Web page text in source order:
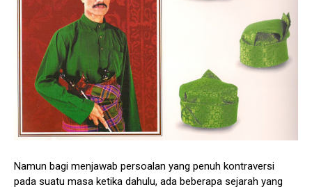
Namun bagi menjawab persoalan yang penuh kontraversi
pada suatu masa ketika dahulu, ada beberapa sejarah yang